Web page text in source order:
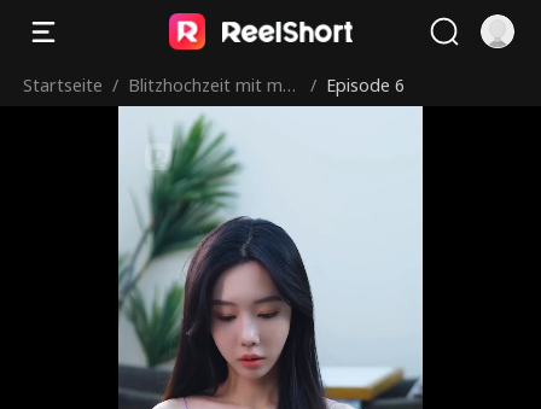
Startseite / Blitzhochzeit mit mei
nem Verlobten
/ Episode 6